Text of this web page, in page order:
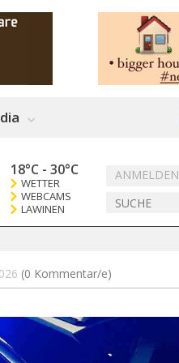
ANMELDEN
18°C - 30°C
WETTER
WEBCAMS
LAWINEN
(0 Kommentar/e)